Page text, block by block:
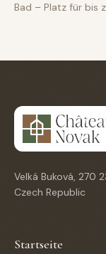
Bad – Platz für bis
Velká Buková, 270
Czech Republic
Startseite